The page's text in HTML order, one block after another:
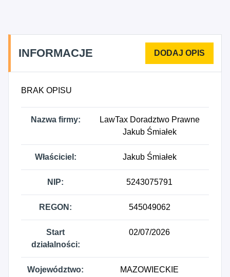
INFORMACJE
BRAK OPISU
Nazwa firmy:
LawTax Doradztwo Prawne
Jakub Śmiałek
Właściciel: Jakub Śmiałek
NIP: 5243075791
REGON: 545049062
Start
działalności:
02/07/2026
Województwo: MAZOWIECKIE